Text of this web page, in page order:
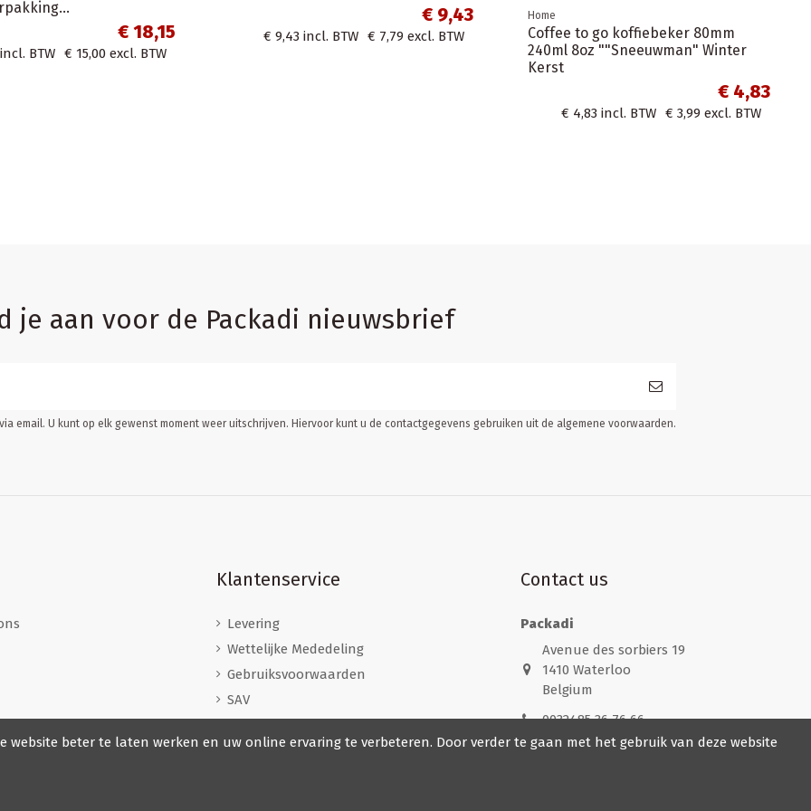
100 Kleine Kartonnen bordjes wit
Kraft karton 15cm
22x10x28cm
€ 4,24
incl. BTW € 3,50 excl. BTW
je aan voor de Packadi nieuwsbrief
email. U kunt op elk gewenst moment weer uitschrijven. Hiervoor kunt u de contactgegevens gebruiken uit de algemene voorwaarden.
Klantenservice
Levering
Wettelijke Mededeling
Gebruiksvoorwaarden
SAV
Veilige betaling
Contact us
Packadi
Avenue des sorbiers 19
1410 Waterloo
Belgium
0032485 36 76 66
info@packadi.be
website beter te laten werken en uw online ervaring te verbeteren. Door verder te gaan met het gebruik van deze website